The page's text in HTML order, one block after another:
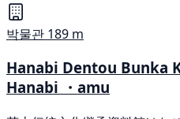
박물관 189 m
Hanabi Dentou Bunka
Hanabi ・amu